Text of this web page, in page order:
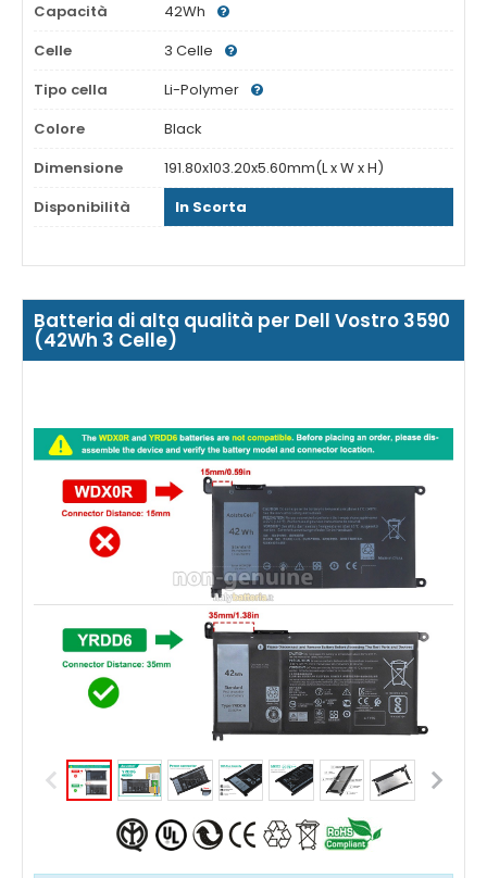
Capacità
42Wh
Celle
3 Celle
Tipo cella
Li-Polymer
Colore
Black
Dimensione
191.80x103.20x5.60mm(L x W x H)
Disponibilità
In Scorta
Batteria di alta qualità per Dell Vostro 3590
(42Wh 3 Celle)